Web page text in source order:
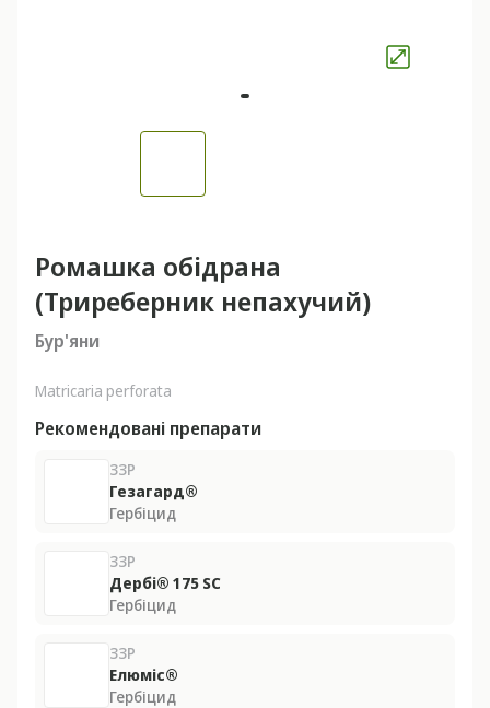
Ромашка обідрана
(Триреберник непахучий)
Бур'яни
Matricaria perforata
Рекомендовані препарати
ЗЗР
Гезагард®
Гербіцид
ЗЗР
Дербі® 175 SС
Гербіцид
ЗЗР
Елюміс®
Гербіцид